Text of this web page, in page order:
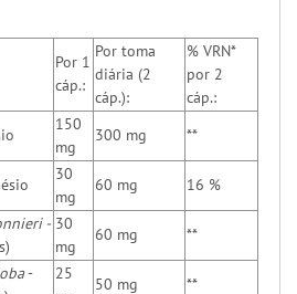
Por 1
cáp.:
Por toma
diária (2
cáp.):
% VRN*
por 2
cáp.:
150
mg
300 mg **
30
mg
60 mg
16 %
- 30
mg
60 mg
**
-
25
50 mg
**